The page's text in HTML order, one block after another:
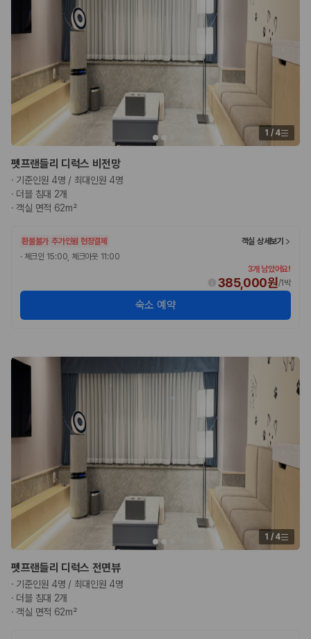
1 / 4
펫프랜들리 디럭스 비전망
· 기준인원 4명 / 최대인원 4명
· 더블 침대 2개
·객실 면적 62m²
환불불가 추가인원 현장결제
객실 상세보기
· 체크인 15:00, 체크아웃 11:00
3개 남았어요!
385,000원/1박
숙소 예약
1 /4
펫프랜들리 디럭스 전면뷰
· 기준인원 4명 / 최대인원 4명
· 더블 침대 2개
·객실 면적 62m²